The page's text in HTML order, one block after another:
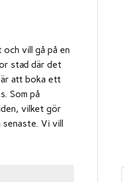
vill gå på en
stad där det
är att boka ett
Som på
vilket gör
Vi vill